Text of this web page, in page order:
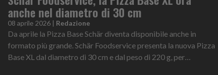
anche nel diametro di 30 cm
08 aprile 2026 | Redazione
Da aprile la Pizza Base Schär diventa disponibile anche in
formato più grande. Schär Foodservice presenta la nuova Pizza
Base XL dal diametro di 30 cm e dal peso di 220 g, per